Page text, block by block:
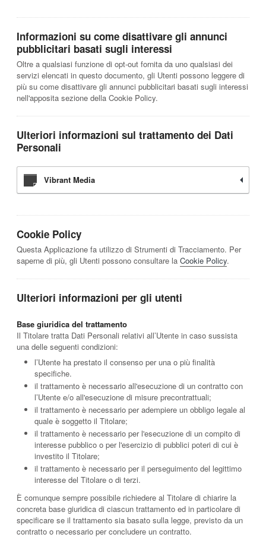
Informazioni su come disattivare gli annunci
pubblicitari basati sugli interessi
Oltre a qualsiasi funzione di opt-out fornita da uno qualsiasi dei
servizi elencati in questo documento, gli Utenti possono leggere di
più su come disattivare gli annunci pubblicitari basati sugli interessi
nell'apposita sezione della Cookie Policy.
Ulteriori informazioni sul trattamento dei Dati
Personali
Vibrant Media
Cookie Policy
Questa Applicazione fa utilizzo di Strumenti di Tracciamento. Per
saperne di più, gli Utenti possono consultare la Cookie Policy.
Ulteriori informazioni per gli utenti
Base giuridica del trattamento
Il Titolare tratta Dati Personali relativi all’Utente in caso sussista
una delle seguenti condizioni:
l’Utente ha prestato il consenso per una o più finalità
specifiche.
il trattamento è necessario all'esecuzione di un contratto con
l’Utente e/o all'esecuzione di misure precontrattuali;
il trattamento è necessario per adempiere un obbligo legale al
quale è soggetto il Titolare;
il trattamento è necessario per l'esecuzione di un compito di
interesse pubblico o per l'esercizio di pubblici poteri di cui è
investito il Titolare;
il trattamento è necessario per il perseguimento del legittimo
interesse del Titolare o di terzi.
È comunque sempre possibile richiedere al Titolare di chiarire la
concreta base giuridica di ciascun trattamento ed in particolare di
specificare se il trattamento sia basato sulla legge, previsto da un
contratto o necessario per concludere un contratto.